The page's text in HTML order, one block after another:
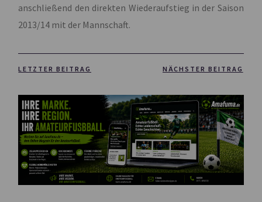
anschließend den direkten Wiederaufstieg in der Saison
2013/14 mit der Mannschaft.
LETZTER BEITRAG NÄCHSTER BEITRAG